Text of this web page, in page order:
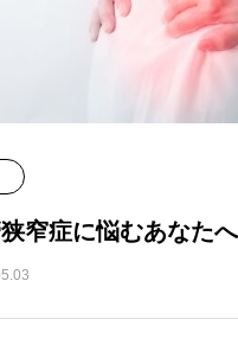
窄症に悩むあなた